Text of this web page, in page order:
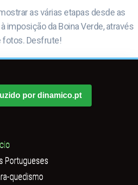
as várias etapas desde as
imposição da Boina Verde, através
fotos. Desfrute!
por dinamico.pt
Portugueses
quedismo